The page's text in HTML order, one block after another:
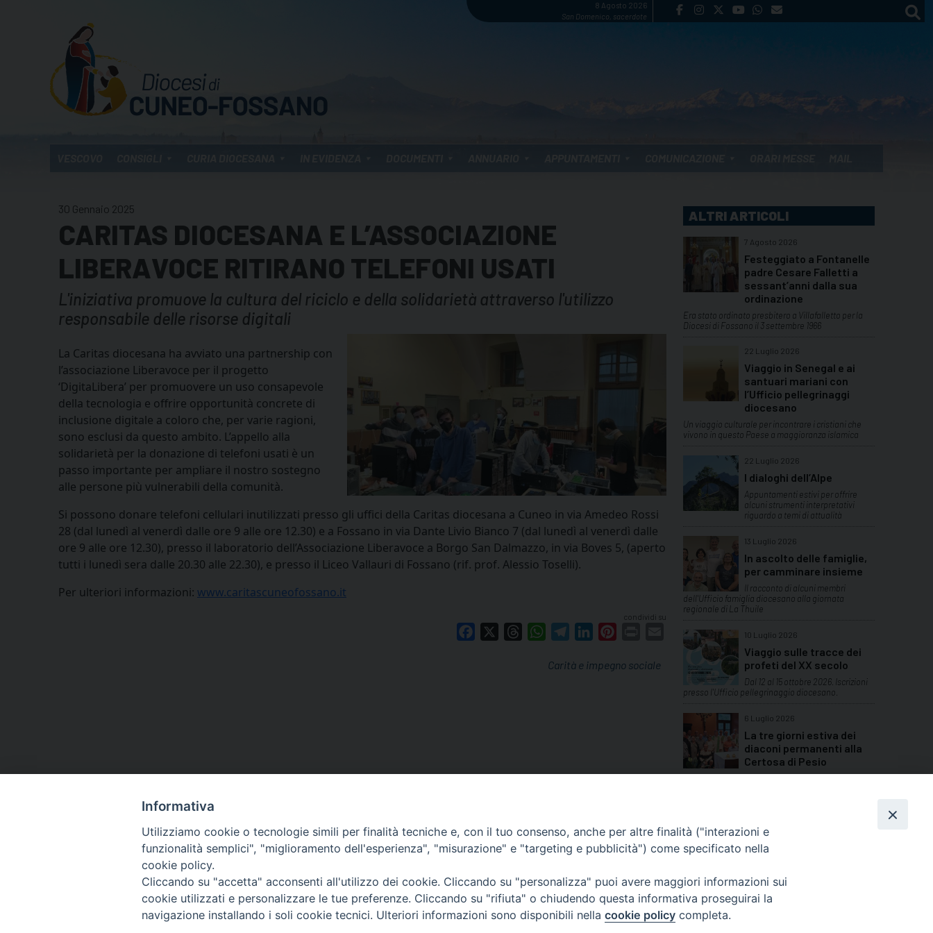
8 Agosto 2026
San Domenico, sacerdote
30 Gennaio 2025
CARITAS DIOCESANA E L’ASSOCIAZIONE
LIBERAVOCE RITIRANO TELEFONI USATI
L'iniziativa promuove la cultura del riciclo e della solidarietà attraverso l'utilizzo
responsabile delle risorse digitali
La Caritas diocesana ha avviato una partnership con
l’associazione Liberavoce per il progetto
‘DigitaLibera’ per promuovere un uso consapevole
della tecnologia e offrire opportunità concrete di
inclusione digitale a coloro che, per varie ragioni,
sono esclusi da questo ambito. L’appello alla
solidarietà per la donazione di telefoni usati è un
passo importante per ampliare il nostro sostegno
alle persone più vulnerabili della comunità.
Si possono donare telefoni cellulari inutilizzati presso gli uffici della Caritas diocesana a Cuneo in via Amedeo Rossi
28 (dal lunedì al venerdì dalle ore 9 alle ore 12.30) e a Fossano in via Dante Livio Bianco 7 (dal lunedì al venerdì dalle
ore 9 alle ore 12.30), presso il laboratorio dell’Associazione Liberavoce a Borgo San Dalmazzo, in via Boves 5, (aperto
tutti i lunedì sera dalle 20.30 alle 22.30), e presso il Liceo Vallauri di Fossano (rif. prof. Alessio Toselli).
Per ulteriori informazioni: www.caritascuneofossano.it
condividi su
Facebook ThreadsWhatsAppTelegramLinkedIn Email
Carità e impegno sociale
ALTRI ARTICOLI
7 Agosto 2026
Festeggiato a Fontanelle
padre Cesare Falletti a
sessant’anni dalla sua
ordinazione
Era stato ordinato presbitero a Villafalletto per la
Diocesi di Fossano il 3 settembre 1966
22 Luglio 2026
Viaggio in Senegal e ai
santuari mariani con
l’Ufficio pellegrinaggi
diocesano
Un viaggio culturale per incontrare i cristiani che
vivono in questo Paese a maggioranza islamica
22 Luglio 2026
I dialoghi dell’Alpe
Appuntamenti estivi per offrire
alcuni strumenti interpretativi
riguardo a temi di attualità
13 Luglio 2026
In ascolto delle famiglie,
per camminare insieme
Il racconto di alcuni membri
dell'Ufficio famiglia diocesano alla giornata
regionale di La Thuile
10 Luglio 2026
Viaggio sulle tracce dei
profeti del XX secolo
Dal 12 al 15 ottobre 2026. Iscrizioni
presso l'Ufficio pellegrinaggio diocesano.
6 Luglio 2026
La tre giorni estiva dei
diaconi permanenti alla
Certosa di Pesio
TUTTI GLI ARTICOLI
via Amedeo Rossi, 28 - 12100 Cuneo
Informativa
Utilizziamo cookie o tecnologie simili per finalità tecniche e, con il tuo consenso, anche per altre finalità ("interazioni e
funzionalità semplici", "miglioramento dell'esperienza", "misurazione" e "targeting e pubblicità") come specificato nella
cookie policy.
Cliccando su "accetta" acconsenti all'utilizzo dei cookie. Cliccando su "personalizza" puoi avere maggiori informazioni sui
cookie utilizzati e personalizzare le tue preferenze. Cliccando su "rifiuta" o chiudendo questa informativa proseguirai la
navigazione installando i soli cookie tecnici. Ulteriori informazioni sono disponibili nella cookie policy completa.